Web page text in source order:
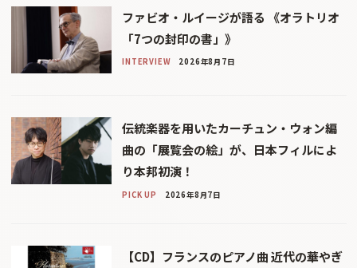
ファビオ・ルイージが語る 《オラトリオ
「7つの封印の書」》
INTERVIEW 2026年8月7日
伝統楽器を用いたカーチュン・ウォン編
曲の「展覧会の絵」が、日本フィルによ
り本邦初演！
PICK UP 2026年8月7日
【CD】フランスのピアノ曲 近代の華やぎ